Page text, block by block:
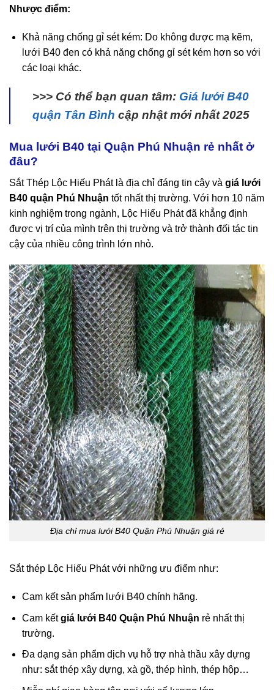
Nhược điểm:
Khả năng chống gỉ sét kém: Do không được mạ kẽm,
lưới B40 đen có khả năng chống gỉ sét kém hơn so với
các loại khác.
>>> Có thể bạn quan tâm: Giá lưới B40
quận Tân Bình cập nhật mới nhất 2025
Mua lưới B40 tại Quận Phú Nhuận rẻ nhất ở
đâu?
Sắt Thép Lộc Hiếu Phát là địa chỉ đáng tin cậy và giá lưới
B40 quận Phú Nhuận tốt nhất thị trường. Với hơn 10 năm
kinh nghiệm trong ngành, Lộc Hiếu Phát đã khẳng định
được vị trí của mình trên thị trường và trở thành đối tác tin
cậy của nhiều công trình lớn nhỏ.
Địa chỉ mua lưới B40 Quận Phú Nhuận giá rẻ
Sắt thép Lộc Hiếu Phát với những ưu điểm như:
Cam kết sản phẩm lưới B40 chính hãng.
Cam kếtgiá lưới B40 Quận Phú Nhuận rẻ nhất thị
trường.
Đa dạng sản phẩm dịch vụ hỗ trợ nhà thầu xây dựng
như: sắt thép xây dựng, xà gồ, thép hình, thép hộp…